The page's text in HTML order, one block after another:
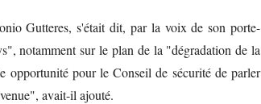
Gutteres, s'était dit, par la voix de son porte-
notamment sur le plan de la "dégradation de la
pour le Conseil de sécurité de parler
avait-il ajouté.